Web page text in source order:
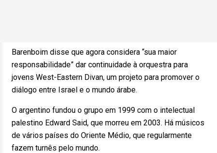
Barenboim disse que agora considera “sua maior
responsabilidade” dar continuidade à orquestra para
jovens West-Eastern Divan, um projeto para promover o
diálogo entre Israel e o mundo árabe.
O argentino fundou o grupo em 1999 com o intelectual
palestino Edward Said, que morreu em 2003. Há músicos
de vários países do Oriente Médio, que regularmente
fazem turnês pelo mundo.